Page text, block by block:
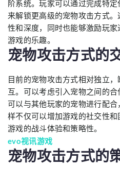
阶系统。玩家可以通过完成特
来解锁更高级的宠物攻击方式
性和深度，同时也能够激励玩
游戏的乐趣。
宠物攻击方式的
目前的宠物攻击方式相对独立
互。可以考虑引入宠物之间的
可以与其他玩家的宠物进行配
样不仅可以增加游戏的社交性
游戏的战斗体验和策略性。
evo视讯游戏
宠物攻击方式的